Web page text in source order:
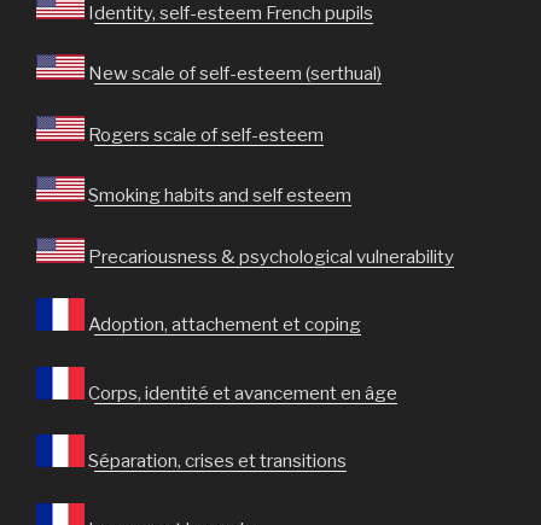
Identity, self-esteem French pupils
New scale of self-esteem (serthual)
Rogers scale of self-esteem
Smoking habits and self esteem
Precariousness & psychological vulnerability
Adoption, attachement et coping
Corps, identité et avancement en âge
Séparation, crises et transitions